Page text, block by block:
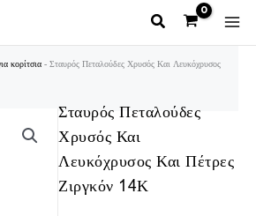
κορίτσια - Σταυρός Πεταλούδες Χρυσός Και Λευκόχρυσος
Σταυρός Πεταλούδες
Χρυσός Και
Λευκόχρυσος Και Πέτρες
Ζιργκόν 14Κ